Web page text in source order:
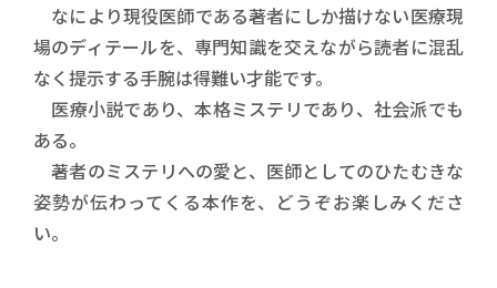
なにより現役医師である著者にしか描けない医療現
場のディテールを、専門知識を交えながら読者に混乱
なく提示する手腕は得難い才能です。
医療小説であり、本格ミステリであり、社会派でも
ある。
著者のミステリへの愛と、医師としてのひたむきな
姿勢が伝わってくる本作を、どうぞお楽しみくださ
い。